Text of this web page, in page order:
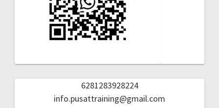
6281283928224
info.pusattraining@gmail.com